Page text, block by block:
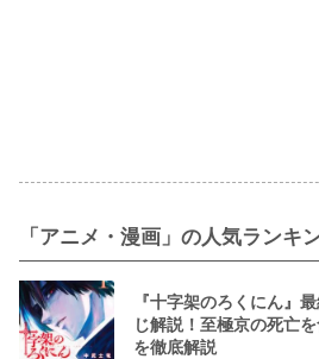
「アニメ・漫画」の人気ランキ
『十字架のろくにん』
じ解説！至極京の死亡
を徹底解説